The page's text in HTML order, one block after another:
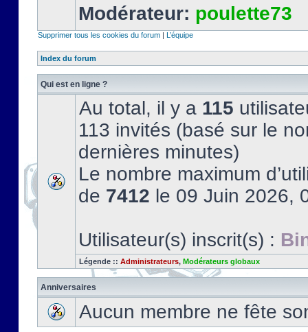
Modérateur: poulette73
Supprimer tous les cookies du forum | L’équipe
Index du forum
Qui est en ligne ?
Au total, il y a 115
113 invités (basé sur le
dernières minutes)
Le nombre maximum
de 7412 le 09 Juin 2026,
Utilisateur(s) inscrit(s) :
Légende :: Administrateurs, Modérateurs globaux
Anniversaires
Aucun membre ne fête